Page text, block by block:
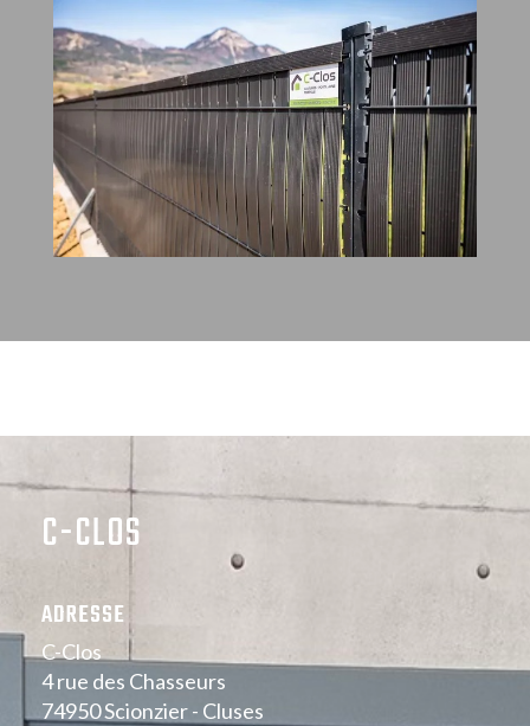
C-CLOS
ADRESSE
C-Clos
4 rue des Chasseurs
74950 Scionzier - Cluses